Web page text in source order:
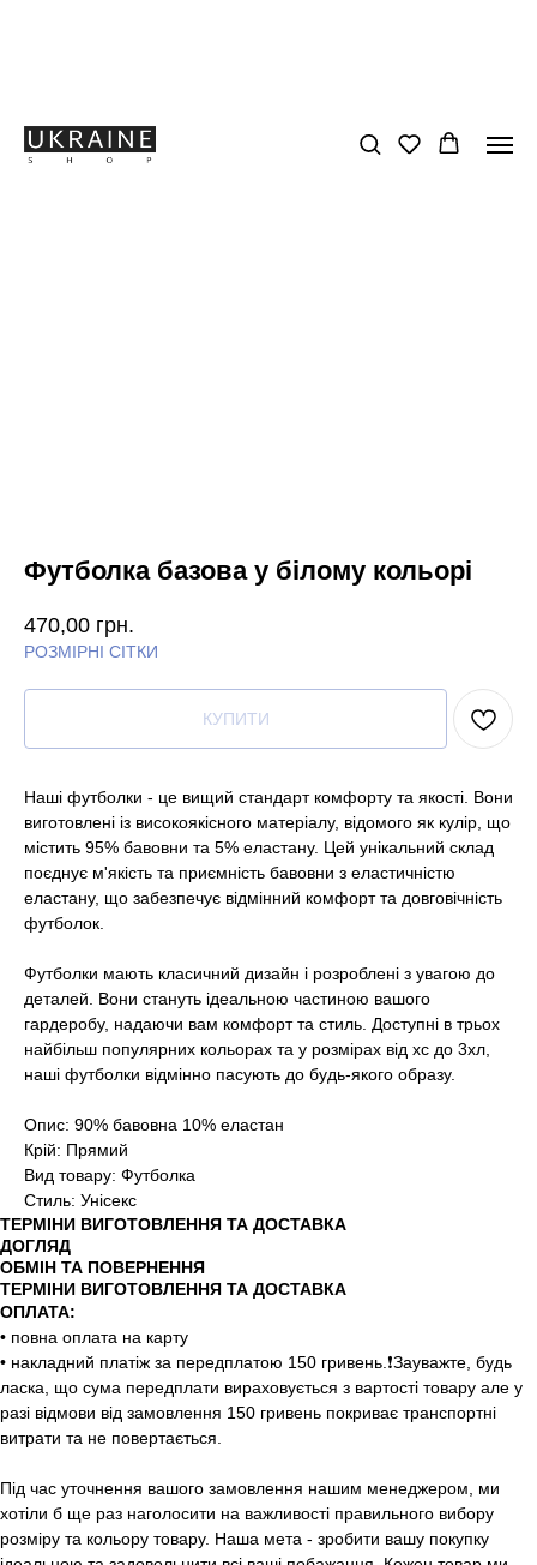
Футболка базова у білому кольорі
470,00 грн.
РОЗМІРНІ СІТКИ
КУПИТИ
Наші футболки - це вищий стандарт комфорту та якості. Вони
виготовлені із високоякісного матеріалу, відомого як кулір, що
містить 95% бавовни та 5% еластану. Цей унікальний склад
поєднує м'якість та приємність бавовни з еластичністю
еластану, що забезпечує відмінний комфорт та довговічність
футболок.
Футболки мають класичний дизайн і розроблені з увагою до
деталей. Вони стануть ідеальною частиною вашого
гардеробу, надаючи вам комфорт та стиль. Доступні в трьох
найбільш популярних кольорах та у розмірах від хс до 3хл,
наші футболки відмінно пасують до будь-якого образу.
Опис: 90% бавовна 10% еластан
Крій: Прямий
Вид товару: Футболка
Стиль: Унісекс
ТЕРМІНИ ВИГОТОВЛЕННЯ ТА ДОСТАВКА
ДОГЛЯД
ОБМІН ТА ПОВЕРНЕННЯ
ТЕРМІНИ ВИГОТОВЛЕННЯ ТА ДОСТАВКА
ОПЛАТА:
• повна оплата на карту
• накладний платіж за передплатою 150 гривень.❗️Зауважте, будь
ласка, що сума передплати вираховується з вартості товару але у
разі відмови від замовлення 150 гривень покриває транспортні
витрати та не повертається.
Під час уточнення вашого замовлення нашим менеджером, ми
хотіли б ще раз наголосити на важливості правильного вибору
розміру та кольору товару. Наша мета - зробити вашу покупку